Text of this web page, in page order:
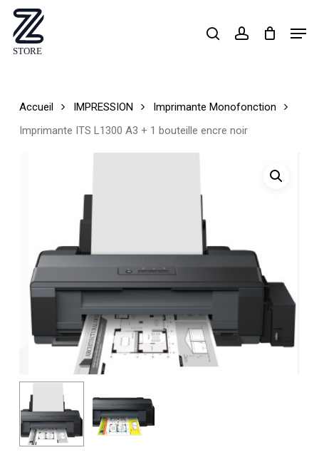
Skip
main
searchaccount
Accueil IMPRESSION
Imprimante Monofonction
Imprimante ITS L1300 A3 + 1 bouteille encre noir